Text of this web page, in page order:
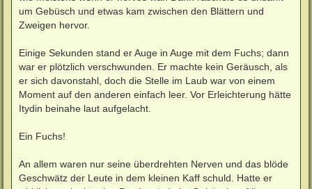
um Gebüsch und etwas kam zwischen den Blättern und
Zweigen hervor.
Einige Sekunden stand er Auge in Auge mit dem Fuchs; dann
war er plötzlich verschwunden. Er machte kein Geräusch, als
er sich davonstahl, doch die Stelle im Laub war von einem
Moment auf den anderen einfach leer. Vor Erleichterung hätte
Itydin beinahe laut aufgelacht.
Ein Fuchs!
An allem waren nur seine überdrehten Nerven und das blöde
Geschwätz der Leute in dem kleinen Kaff schuld. Hatte er